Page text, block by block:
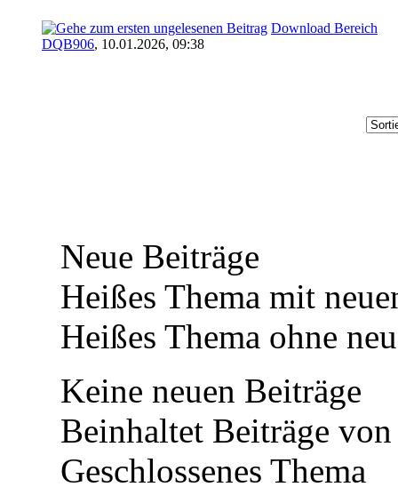
Download Bereich
DQB906, 10.01.2026, 09:38
Neue Beiträge
Heißes Thema mit
Heißes Thema ohne
Keine neuen Beiträge
Beinhaltet Beiträge
Geschlossenes Thema